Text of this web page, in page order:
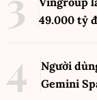
49.000 tỷ
Người
Gemini